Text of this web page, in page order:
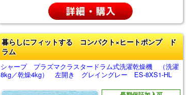
暮らしにフィットする コンパクト×ヒートポンプ ド
ラム
シャープ プラズマクラスタードラム式洗濯乾燥機 （洗濯
8kg／乾燥4kg） 左開き グレイングレー ES-8XS1-HL